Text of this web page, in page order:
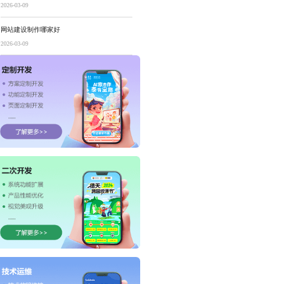
2026-03-09
网站建设制作哪家好
2026-03-09